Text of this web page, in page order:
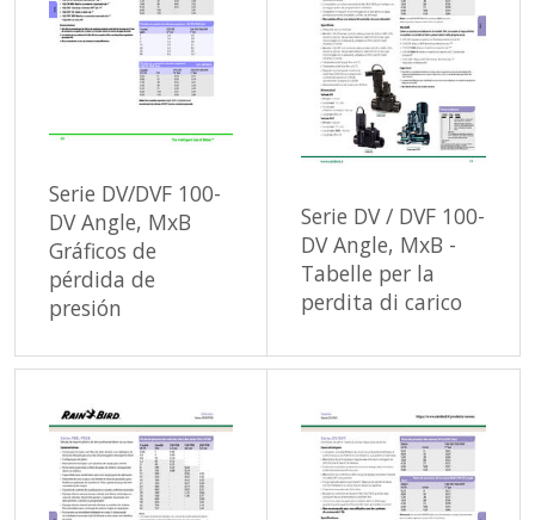
Serie DV/DVF 100-
DV Angle, MxB
Gráficos de
pérdida de
presión
Serie DV / DVF 100-
DV Angle, MxB -
Tabelle per la
perdita di carico